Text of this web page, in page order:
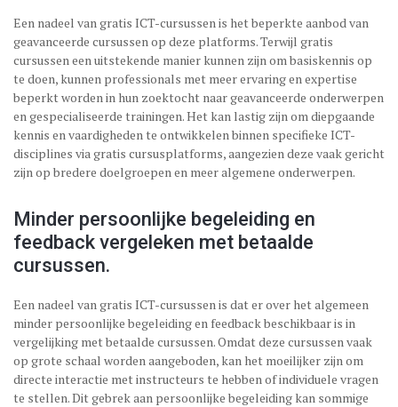
Een nadeel van gratis ICT-cursussen is het beperkte aanbod van
geavanceerde cursussen op deze platforms. Terwijl gratis
cursussen een uitstekende manier kunnen zijn om basiskennis op
te doen, kunnen professionals met meer ervaring en expertise
beperkt worden in hun zoektocht naar geavanceerde onderwerpen
en gespecialiseerde trainingen. Het kan lastig zijn om diepgaande
kennis en vaardigheden te ontwikkelen binnen specifieke ICT-
disciplines via gratis cursusplatforms, aangezien deze vaak gericht
zijn op bredere doelgroepen en meer algemene onderwerpen.
Minder persoonlijke begeleiding en
feedback vergeleken met betaalde
cursussen.
Een nadeel van gratis ICT-cursussen is dat er over het algemeen
minder persoonlijke begeleiding en feedback beschikbaar is in
vergelijking met betaalde cursussen. Omdat deze cursussen vaak
op grote schaal worden aangeboden, kan het moeilijker zijn om
directe interactie met instructeurs te hebben of individuele vragen
te stellen. Dit gebrek aan persoonlijke begeleiding kan sommige